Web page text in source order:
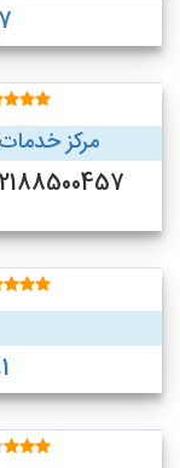
مرکز